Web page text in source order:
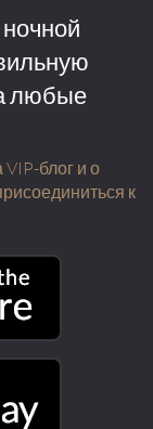
любые
блог и о
к